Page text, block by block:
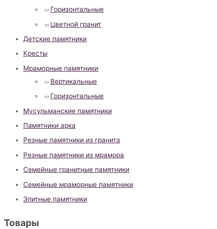
Горизонтальные
Цветной гранит
Детские памятники
Кресты
Мраморные памятники
Вертикальные
Горизонтальные
Мусульманские памятники
Памятники арка
Резные памятники из гранита
Резные памятники из мрамора
Семейные гранитные памятники
Семейные мраморные памятники
Элитные памятники
Товары